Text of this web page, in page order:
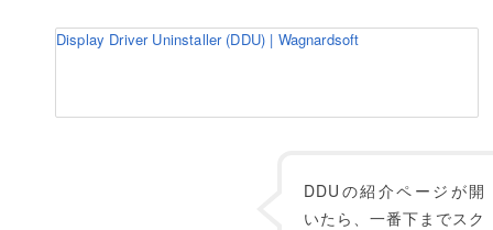
Display Driver Uninstaller (DDU) | Wagnardsoft
DDUの紹介ページが開
いたら、一番下までスク